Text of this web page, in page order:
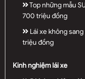
Top những mẫu
700 triệu đồng
Lái xe không
triệu đồng
Kinh nghiệm lái xe